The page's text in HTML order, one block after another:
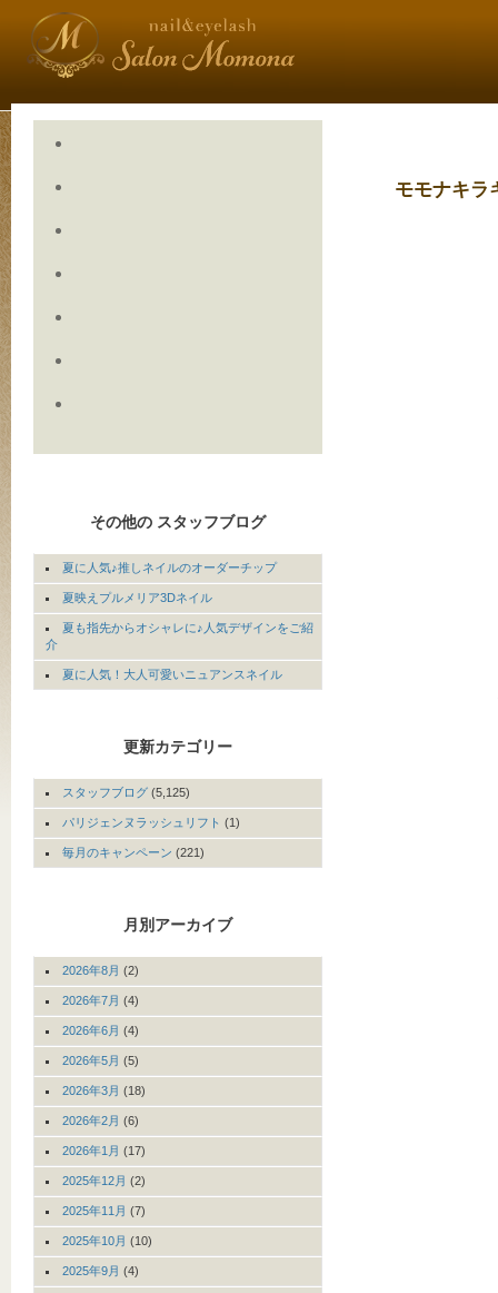
モモナキラ
その他の スタッフブログ
夏に人気♪推しネイルのオーダーチップ
夏映えプルメリア3Dネイル
夏も指先からオシャレに♪人気デザインをご紹
介
夏に人気！大人可愛いニュアンスネイル
更新カテゴリー
スタッフブログ (5,125)
パリジェンヌラッシュリフト (1)
毎月のキャンペーン (221)
月別アーカイブ
2026年8月 (2)
2026年7月 (4)
2026年6月 (4)
2026年5月 (5)
2026年3月 (18)
2026年2月 (6)
2026年1月 (17)
2025年12月 (2)
2025年11月 (7)
2025年10月 (10)
2025年9月 (4)